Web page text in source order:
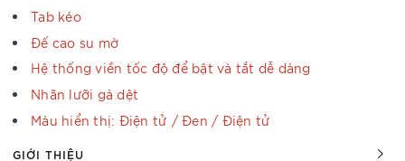
Tab kéo
Đế cao su mờ
Hệ thống viền tốc độ để bật và tắt dễ dàng
Nhãn lưỡi gà dệt
Màu hiển thị: Điện tử / Đen / Điện tử
GIỚI THIỆU